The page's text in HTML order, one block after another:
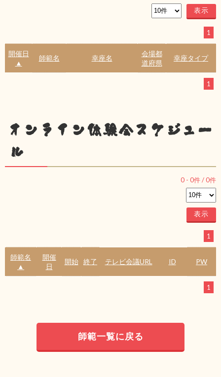
1
開催日
▲
師範名 幸座名
会場都
道府県
幸座タイプ
1
オンライン体験会スケジュー
ル
0 - 0件 /0件
1
師範名
▲
開催
日
開始 終了 テレビ会議URL ID PW
1
師範一覧に戻る